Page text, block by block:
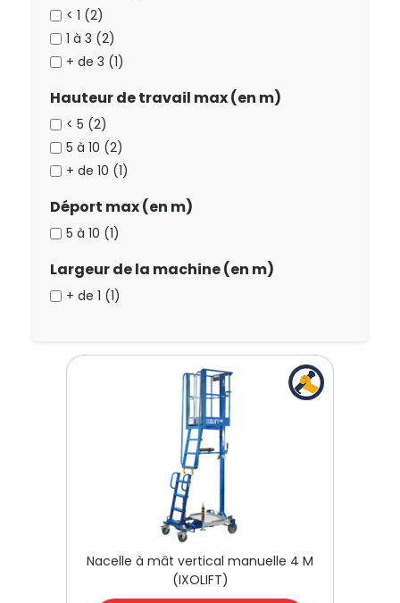
< 1 (2)
1 à 3 (2)
+ de 3 (1)
Hauteur de travail max (en m)
< 5 (2)
5 à 10 (2)
+ de 10 (1)
Déport max (en m)
5 à 10 (1)
Largeur de la machine (en m)
+ de 1 (1)
Nacelle à mât vertical manuelle 4 M
(IXOLIFT)